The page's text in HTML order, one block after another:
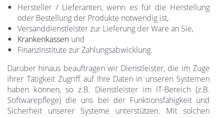
Hersteller / Lieferanten, wenn es für die Herstellung
oder Bestellung der Produkte notwendig ist,
Versanddienstleister zur Lieferung der Ware an Sie,
Krankenkassen und
Finanzinstitute zur Zahlungsabwicklung.
Darüber hinaus beauftragen wir Dienstleister, die im Zuge
ihrer Tätigkeit Zugriff auf Ihre Daten in unseren Systemen
haben können, so z.B. Dienstleister im IT-Bereich (z.B.
Softwarepflege) die uns bei der Funktionsfähigkeit und
Sicherheit unserer Systeme unterstützen. Mit solchen